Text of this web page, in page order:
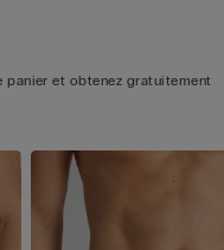
et obtenez gratuitement